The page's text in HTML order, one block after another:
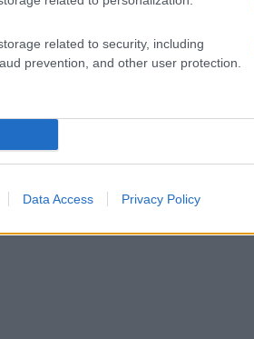
related to security, including
prevention, and other user protection.
Data Access Privacy Policy